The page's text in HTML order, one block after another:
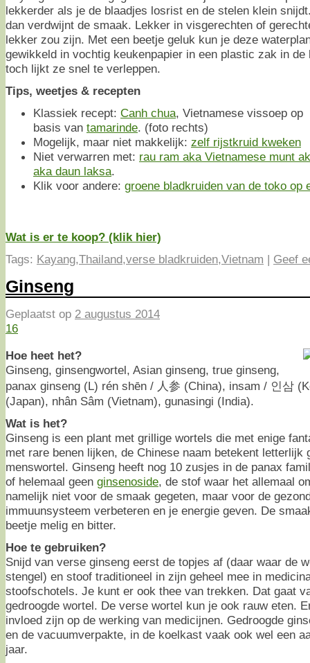
lekkerder als je de blaadjes losrist en de stelen klein
dan verdwijnt de smaak. Lekker in visgerechten of
lekker zou zijn. Met een beetje geluk kun je deze
gewikkeld in vochtig keukenpapier in een plastic zak in
toch lijkt ze snel te verleppen.
Tips, weetjes & recepten
Klassiek recept: Canh chua, Vietnamese vissoep op
basis van tamarinde. (foto rechts)
Mogelijk, maar niet makkelijk: zelf rijstkruid kweken
Niet verwarren met: rau ram aka Vietnamese munt
aka daun laksa.
Klik voor andere: groene bladkruiden van de toko op
Wat is er te koop? (klik hier)
Tags: Kayang,Thailand,verse bladkruiden,Vietnam | Geef
Ginseng
Geplaatst op 2 augustus 2014
16
Hoe heet het?
Ginseng, ginsengwortel, Asian ginseng, true ginseng,
panax ginseng (L) rén shēn / 人参 (China), insam / 인삼
(Japan), nhân Sâm (Vietnam), gunasingi (India).
Wat is het?
Ginseng is een plant met grillige wortels die met enige
met rare benen lijken, de Chinese naam betekent letterlijk
menswortel. Ginseng heeft nog 10 zusjes in de panax
of helemaal geen ginsenoside, de stof waar het allemaal
namelijk niet voor de smaak gegeten, maar voor de
immuunsysteem verbeteren en je energie geven. De
beetje melig en bitter.
Hoe te gebruiken?
Snijd van verse ginseng eerst de topjes af (daar waar de
stengel) en stoof traditioneel in zijn geheel mee in
stoofschotels. Je kunt er ook thee van trekken. Dat gaat
gedroogde wortel. De verse wortel kun je ook rauw eten.
invloed zijn op de werking van medicijnen. Gedroogde
en de vacuumverpakte, in de koelkast vaak ook wel een
jaar.